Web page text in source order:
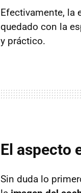
Efectivamente, la
quedado con la
y práctico.
El aspecto
Sin duda lo